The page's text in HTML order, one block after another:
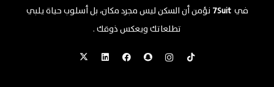
في7Suit نؤمن أن السكن ليس مجرد مكان، بل أسلوب حياة يلبي
تطلعاتك ويعكس ذوقك .